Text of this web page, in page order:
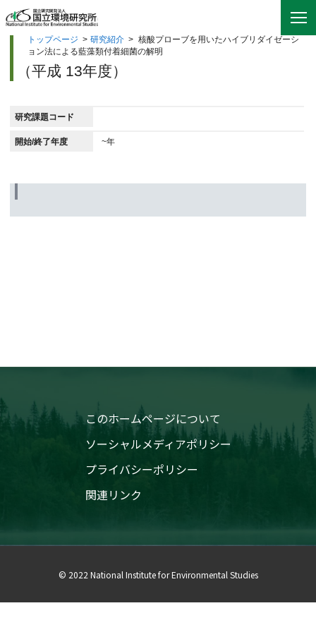
トップページ > 研究紹介 > 核酸プローブを用いたハイブリダイゼーシ
ョン法による藍藻類付着細菌の解明
（平成 13年度）
研究課題コード
開始/終了年度 ~年
このホームページについて
ソーシャルメディアポリシー
プライバシーポリシー
関連リンク
© 2022 National Institute for Environmental Studies